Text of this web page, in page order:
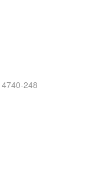
4740-248